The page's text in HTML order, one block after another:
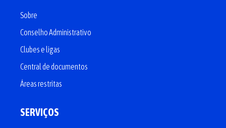
Sobre
Conselho Administrativo
Clubes e ligas
Central de documentos
Áreas restritas
SERVIÇOS